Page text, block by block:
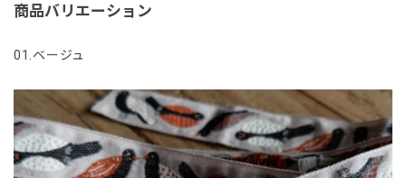
商品バリエーション
01.ベージュ